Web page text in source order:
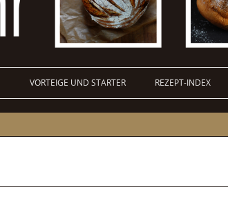
VORTEIGE UND STARTER REZEPT-INDEX